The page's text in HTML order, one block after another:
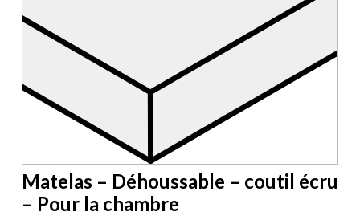
Matelas – Déhoussable – coutil écru
– Pour la chambre